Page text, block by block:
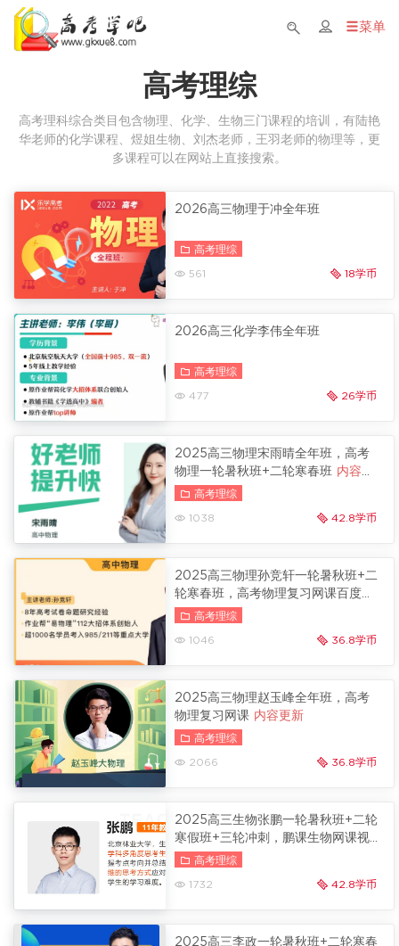
菜单
高考理综
高考理科综合类目包含物理、化学、生物三门课程的培训，有陆艳
华老师的化学课程、煜姐生物、刘杰老师，王羽老师的物理等，更
多课程可以在网站上直接搜索。
2026高三物理于冲全年班
高考理综
561 18学币
2026高三化学李伟全年班
高考理综
477 26学币
2025高三物理宋雨晴全年班，高考
物理一轮暑秋班+二轮寒春班 内容更
新
高考理综
1038 42.8学币
2025高三物理孙竞轩一轮暑秋班+二
轮寒春班，高考物理复习网课百度云
内容更新
高考理综
1046 36.8学币
2025高三物理赵玉峰全年班，高考
物理复习网课 内容更新
高考理综
2066 36.8学币
2025高三生物张鹏一轮暑秋班+二轮
寒假班+三轮冲刺，鹏课生物网课视
频 冲刺班更新
高考理综
1732 42.8学币
2025高三李政一轮暑秋班+二轮寒春